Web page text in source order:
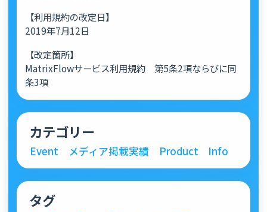
【利用規約の改定日】
2019年7月12日
【改定箇所】
MatrixFlowサービス利用規約 第5条2項ならびに同
条3項
カテゴリー
Event メディア掲載実績 Product Info
タグ